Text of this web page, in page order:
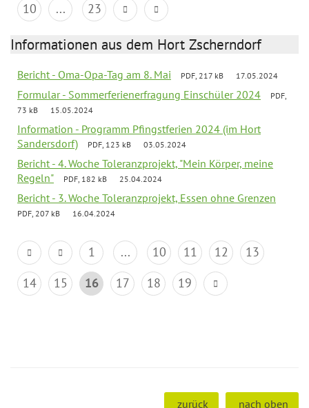
10
... 23
Informationen aus dem Hort Zscherndorf
Bericht - Oma-Opa-Tag am 8. Mai PDF, 217 kB 17.05.2024
Formular - Sommerferienerfragung Einschüler 2024
PDF,
73 kB
15.05.2024
Information - Programm Pfingstferien 2024 (im Hort
Sandersdorf)
PDF, 123 kB 03.05.2024
Bericht - 4. Woche Toleranzprojekt, "Mein Körper, meine
Regeln"
PDF, 182 kB 25.04.2024
Bericht - 3. Woche Toleranzprojekt, Essen ohne Grenzen
PDF, 207 kB 16.04.2024
1 ... 10 11 12
13
14
15 16 17 18 19
zurück nach oben